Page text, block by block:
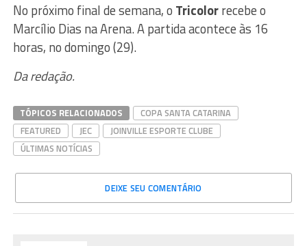
No próximo final de semana, o Tricolorrecebe o
Marcílio Dias na Arena. A partida acontece às 16
horas, no domingo (29).
Da redação.
TÓPICOS RELACIONADOS
COPA SANTA CATARINA
FEATURED
JEC
JOINVILLE ESPORTE CLUBE
ÚLTIMAS NOTÍCIAS
DEIXE SEU COMENTÁRIO